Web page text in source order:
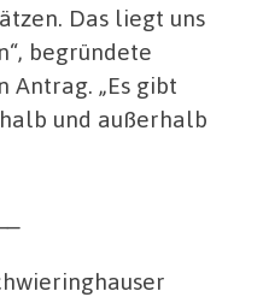
Das liegt uns
begründete
Antrag. „Es gibt
und außerhalb